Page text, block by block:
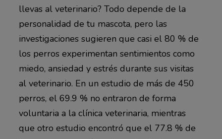
llevas al veterinario? Todo depende de la
personalidad de tu mascota, pero las
investigaciones sugieren que casi el 80 % de
los perros experimentan sentimientos como
miedo, ansiedad y estrés durante sus visitas
al veterinario. En un estudio de más de 450
perros, el 69.9 % no entraron de forma
voluntaria a la clínica veterinaria, mientras
que otro estudio encontró que el 77.8 % de